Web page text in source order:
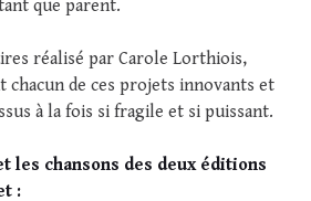
que parent.
réalisé par Carole Lorthiois,
de ces projets innovants et
à la fois si fragile et si puissant.
les chansons des deux éditions
: